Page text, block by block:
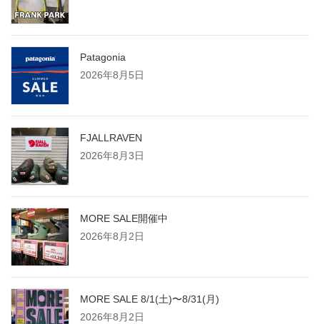
ー
ジ
送
り
Patagonia
2026年8月5日
FJALLRAVEN
2026年8月3日
MORE SALE開催中
2026年8月2日
MORE SALE 8/1(土)〜8/31(月)
2026年8月2日